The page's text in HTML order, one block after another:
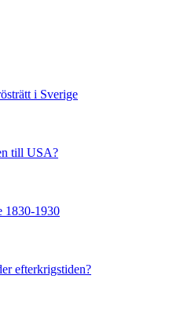
i Sverige
till USA?
1830-1930
efterkrigstiden?